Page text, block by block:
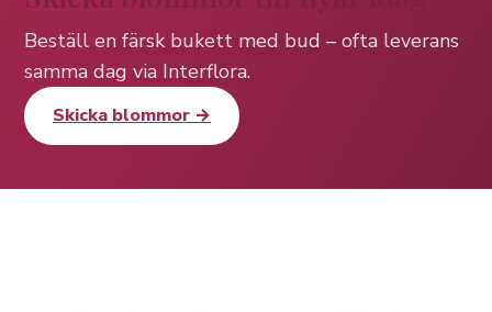
Beställ en färsk bukett med bud – ofta leverans
samma dag via Interflora.
Skicka blommor →